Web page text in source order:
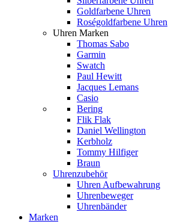
Goldfarbene Uhren
Roségoldfarbene Uhren
Uhren Marken
Thomas Sabo
Garmin
Swatch
Paul Hewitt
Jacques Lemans
Casio
Bering
Flik Flak
Daniel Wellington
Kerbholz
Tommy Hilfiger
Braun
Uhrenzubehör
Uhren Aufbewahrung
Uhrenbeweger
Uhrenbänder
Marken